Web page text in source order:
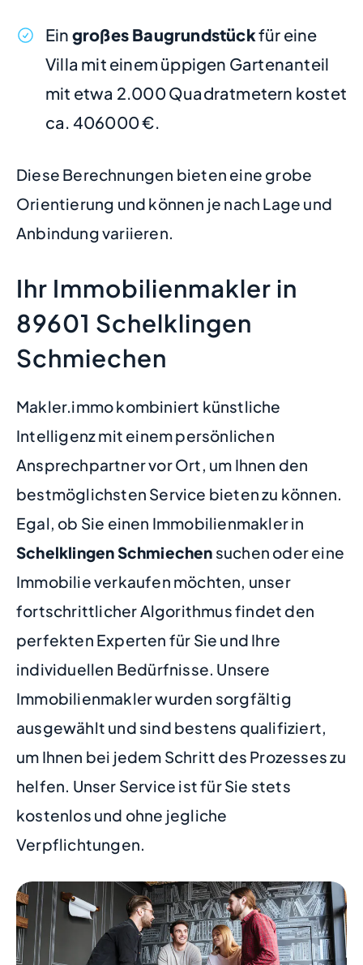
Ein großes Baugrundstückfür eine
Villa mit einem üppigen Gartenanteil
mit etwa 2.000 Quadratmetern kostet
ca. 406000 €.
Diese Berechnungen bieten eine grobe
Orientierung und können je nach Lage und
Anbindung variieren.
Ihr Immobilienmakler in
89601 Schelklingen
Schmiechen
Makler.immo kombiniert künstliche
Intelligenz mit einem persönlichen
Ansprechpartner vor Ort, um Ihnen den
bestmöglichsten Service bieten zu können.
Egal, ob Sie einen Immobilienmakler in
Schelklingen Schmiechen suchen oder eine
Immobilie verkaufen möchten, unser
fortschrittlicher Algorithmus findet den
perfekten Experten für Sie und Ihre
individuellen Bedürfnisse. Unsere
Immobilienmakler wurden sorgfältig
ausgewählt und sind bestens qualifiziert,
um Ihnen bei jedem Schritt des Prozesses zu
helfen. Unser Service ist für Sie stets
kostenlos und ohne jegliche
Verpflichtungen.